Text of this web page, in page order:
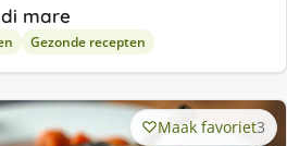
mare
Gezonde recepten
Maak favoriet3